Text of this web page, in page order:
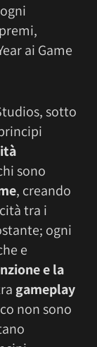
ai Game
sotto
sono
, creando
tra i
ogni
e
e la
gameplay
non sono